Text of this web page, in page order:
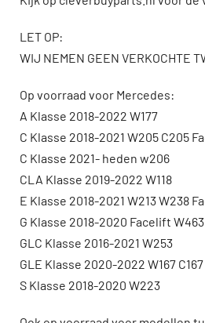
LET OP:
WIJ NEMEN GEEN VERKOCHTE
Op voorraad voor Mercedes:
A Klasse 2018-2022 W177
C Klasse 2018-2021 W205 C205
C Klasse 2021- heden w206
CLA Klasse 2019-2022 W118
E Klasse 2018-2021 W213 W238
G Klasse 2018-2020 Facelift W463
GLC Klasse 2016-2021 W253
GLE Klasse 2020-2022 W167 C167
S Klasse 2018-2020 W223